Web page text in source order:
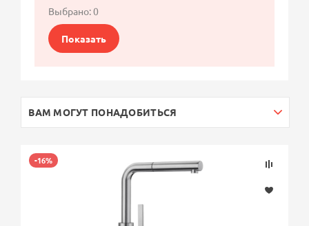
Выбрано:0
Показать
ВАМ МОГУТ ПОНАДОБИТЬСЯ
-16%